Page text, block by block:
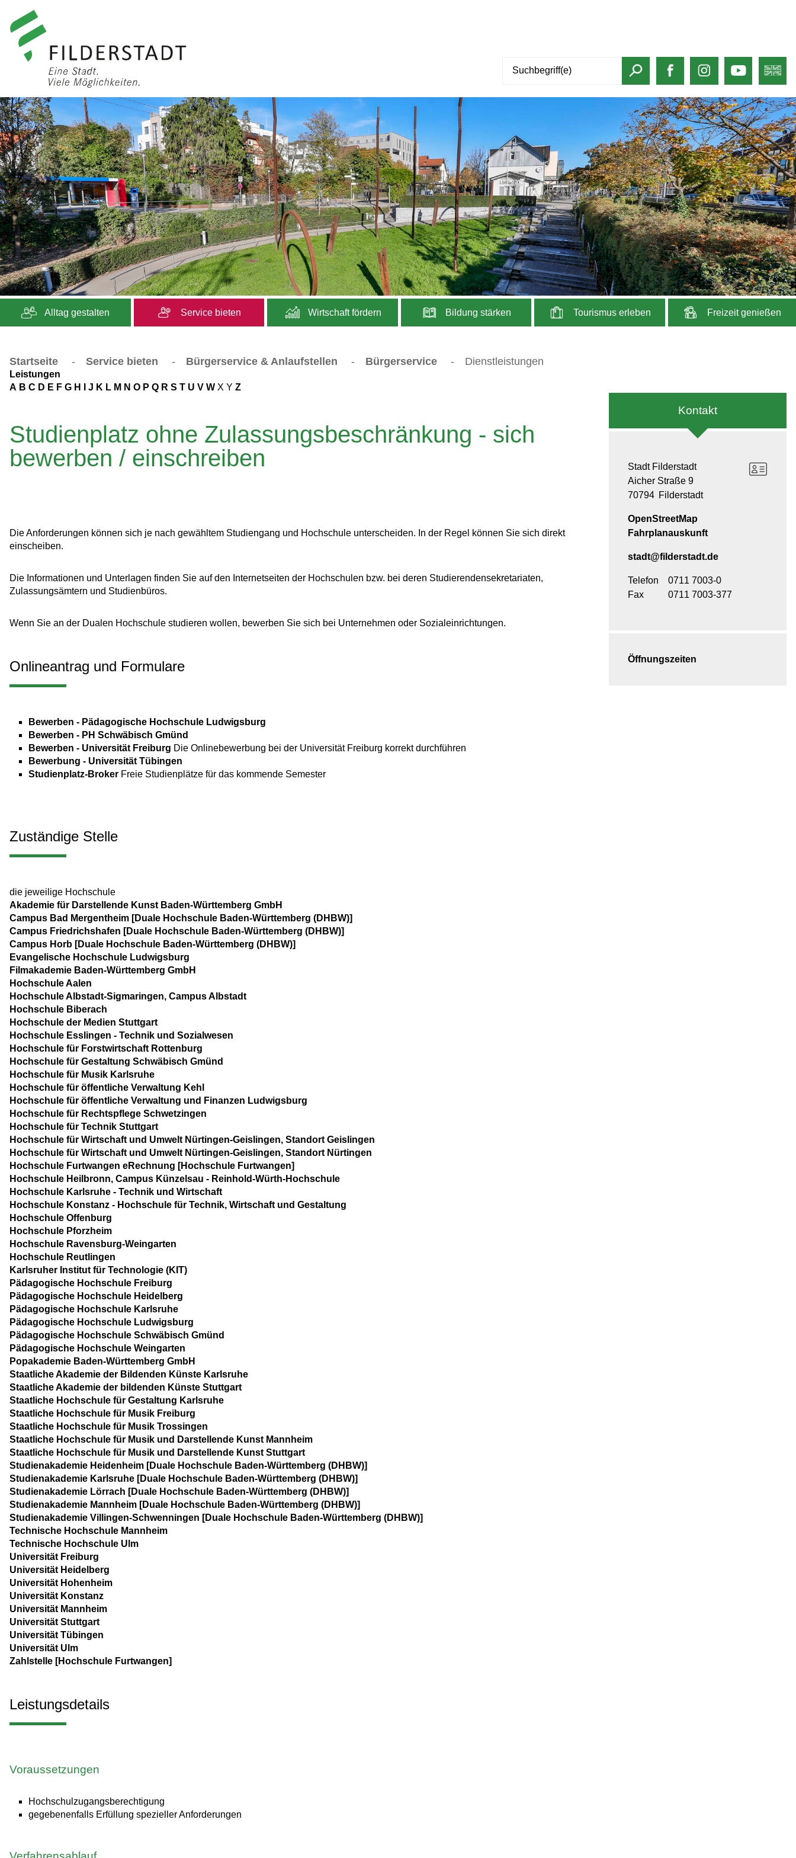
Alltag gestalten Service bieten Wirtschaft fördern Bildung stärken Tourismus erleben Freizeit genießen
Startseite - Service bieten - Bürgerservice & Anlaufstellen - Bürgerservice - Dienstleistungen
Leistungen
A B C D E F G H J K L M N O P Q R S T U V W X Y Z
Studienplatz ohne Zulassungsbeschränkung - sich
bewerben / einschreiben
Die Anforderungen können sich je nach gewähltem Studiengang und Hochschule unterscheiden. In der Regel können Sie sich direkt
einscheiben.
Die Informationen und Unterlagen finden Sie auf den Internetseiten der Hochschulen bzw. bei deren Studierendensekretariaten,
Zulassungsämtern und Studienbüros.
Wenn Sie an der Dualen Hochschule studieren wollen, bewerben Sie sich bei Unternehmen oder Sozialeinrichtungen.
Onlineantrag und Formulare
Bewerben - Pädagogische Hochschule Ludwigsburg
Bewerben - PH Schwäbisch Gmünd
Bewerben - Universität Freiburg Die Onlinebewerbung bei der Universität Freiburg korrekt durchführen
Bewerbung - Universität Tübingen
Studienplatz-Broker Freie Studienplätze für das kommende Semester
Zuständige Stelle
die jeweilige Hochschule
Akademie für Darstellende Kunst Baden-Württemberg GmbH
Campus Bad Mergentheim [Duale Hochschule Baden-Württemberg (DHBW)]
Campus Friedrichshafen [Duale Hochschule Baden-Württemberg (DHBW)]
Campus Horb [Duale Hochschule Baden-Württemberg (DHBW)]
Evangelische Hochschule Ludwigsburg
Filmakademie Baden-Württemberg GmbH
Hochschule Aalen
Hochschule Albstadt-Sigmaringen, Campus Albstadt
Hochschule Biberach
Hochschule der Medien Stuttgart
Hochschule Esslingen - Technik und Sozialwesen
Hochschule für Forstwirtschaft Rottenburg
Hochschule für Gestaltung Schwäbisch Gmünd
Hochschule für Musik Karlsruhe
Hochschule für öffentliche Verwaltung Kehl
Hochschule für öffentliche Verwaltung und Finanzen Ludwigsburg
Hochschule für Rechtspflege Schwetzingen
Hochschule für Technik Stuttgart
Hochschule für Wirtschaft und Umwelt Nürtingen-Geislingen, Standort Geislingen
Hochschule für Wirtschaft und Umwelt Nürtingen-Geislingen, Standort Nürtingen
Hochschule Furtwangen eRechnung [Hochschule Furtwangen]
Hochschule Heilbronn, Campus Künzelsau - Reinhold-Würth-Hochschule
Hochschule Karlsruhe - Technik und Wirtschaft
Hochschule Konstanz - Hochschule für Technik, Wirtschaft und Gestaltung
Hochschule Offenburg
Hochschule Pforzheim
Hochschule Ravensburg-Weingarten
Hochschule Reutlingen
Karlsruher Institut für Technologie (KIT)
Pädagogische Hochschule Freiburg
Pädagogische Hochschule Heidelberg
Pädagogische Hochschule Karlsruhe
Pädagogische Hochschule Ludwigsburg
Pädagogische Hochschule Schwäbisch Gmünd
Pädagogische Hochschule Weingarten
Popakademie Baden-Württemberg GmbH
Staatliche Akademie der Bildenden Künste Karlsruhe
Staatliche Akademie der bildenden Künste Stuttgart
Staatliche Hochschule für Gestaltung Karlsruhe
Staatliche Hochschule für Musik Freiburg
Staatliche Hochschule für Musik Trossingen
Staatliche Hochschule für Musik und Darstellende Kunst Mannheim
Staatliche Hochschule für Musik und Darstellende Kunst Stuttgart
Studienakademie Heidenheim [Duale Hochschule Baden-Württemberg (DHBW)]
Studienakademie Karlsruhe [Duale Hochschule Baden-Württemberg (DHBW)]
Studienakademie Lörrach [Duale Hochschule Baden-Württemberg (DHBW)]
Studienakademie Mannheim [Duale Hochschule Baden-Württemberg (DHBW)]
Studienakademie Villingen-Schwenningen [Duale Hochschule Baden-Württemberg (DHBW)]
Technische Hochschule Mannheim
Technische Hochschule Ulm
Universität Freiburg
Universität Heidelberg
Universität Hohenheim
Universität Konstanz
Universität Mannheim
Universität Stuttgart
Universität Tübingen
Universität Ulm
Zahlstelle [Hochschule Furtwangen]
Leistungsdetails
Voraussetzungen
Hochschulzugangsberechtigung
gegebenenfalls Erfüllung spezieller Anforderungen
Kontakt
Stadt Filderstadt
Aicher Straße 9
70794 Filderstadt
OpenStreetMap
Fahrplanauskunft
stadt@filderstadt.de
Telefon
0711 7003-0
Fax
0711 7003-377
Öffnungszeiten